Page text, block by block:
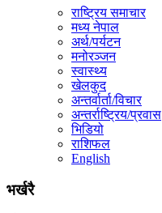
राष्ट्रिय समाचार
मध्य नेपाल
अर्थ/पर्यटन
मनोरञ्जन
स्वास्थ्य
खेलकुद
अन्तर्वार्ता/विचार
अन्तर्राष्ट्रिय/प्रवास
भिडियो
राशिफल
English
भर्खरै